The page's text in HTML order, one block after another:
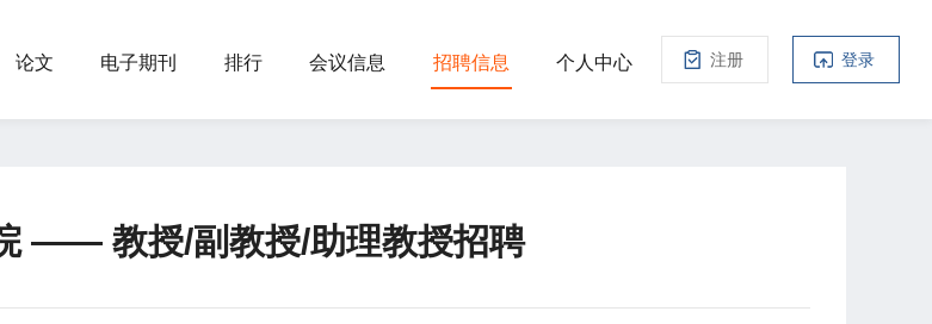
注册 登录
论文 电子期刊 排行 会议信息 招聘信息 个人中心
—— 教授/副教授/助理教授招聘